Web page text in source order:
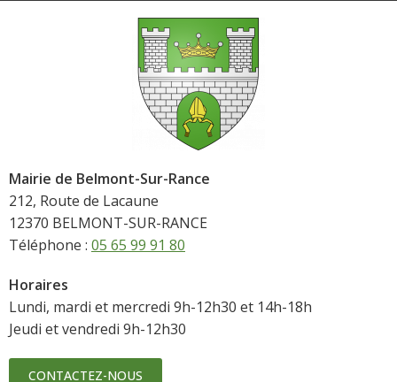
Mairie de Belmont-Sur-Rance
212, Route de Lacaune
12370 BELMONT-SUR-RANCE
Téléphone : 05 65 99 91 80
Horaires
Lundi, mardi et mercredi 9h-12h30 et 14h-18h
Jeudi et vendredi 9h-12h30
CONTACTEZ-NOUS